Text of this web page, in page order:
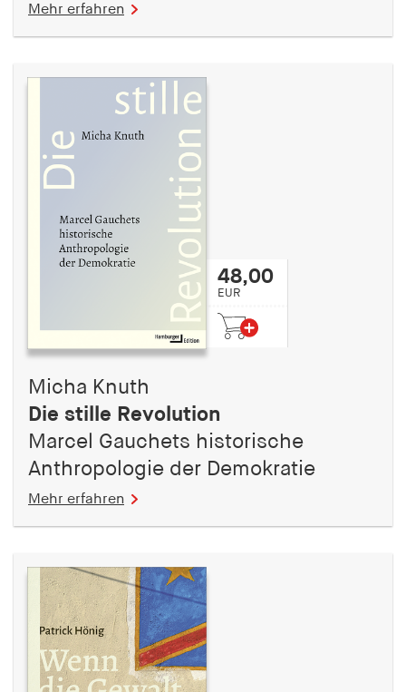
Mehr erfahren
48,00
EUR
Micha Knuth
Die stille Revolution
Marcel Gauchets historische
Anthropologie der Demokratie
Mehr erfahren